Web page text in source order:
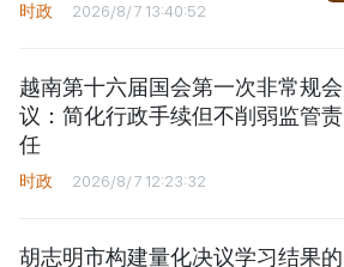
时政 2026/8/7 13:40:52
越南第十六届国会第一次非常规会
议：简化行政手续但不削弱监管责
任
时政 2026/8/7 12:23:32
胡志明市构建量化决议学习结果的